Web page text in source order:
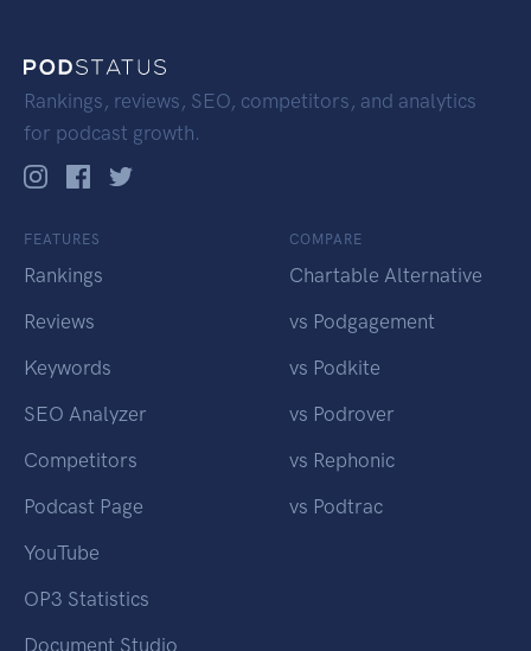
Rankings, reviews, SEO, competitors, and analytics
for podcast growth.
FEATURES
Rankings
Reviews
Keywords
SEO Analyzer
Competitors
Podcast Page
YouTube
OP3 Statistics
Document Studio
COMPARE
Chartable Alternative
vs Podgagement
vs Podkite
vs Podrover
vs Rephonic
vs Podtrac